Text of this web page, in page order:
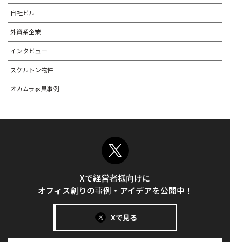
自社ビル
外資系企業
インタビュー
スケルトン物件
オカムラ家具事例
Xで経営者様向けに
オフィス創りの事例・アイデアを公開中！
Xで見る